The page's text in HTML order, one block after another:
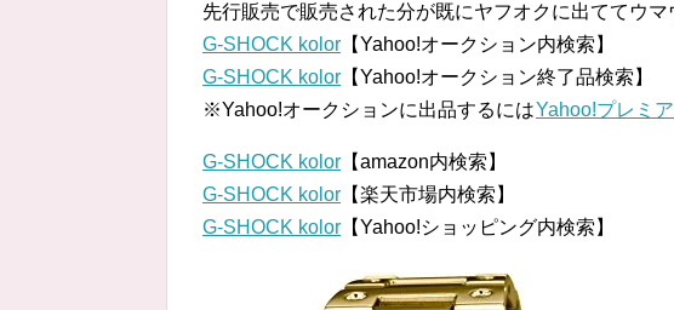
先行販売で販売された分が既にヤフオクに出ててウマ
G-SHOCK kolor 【Yahoo!オークション内検索】
G-SHOCK kolor 【Yahoo!オークション終了品検索】
※Yahoo!オークションに出品するにはYahoo!プレミ
G-SHOCK kolor 【amazon内検索】
G-SHOCK kolor 【楽天市場内検索】
G-SHOCK kolor 【Yahoo!ショッピング内検索】